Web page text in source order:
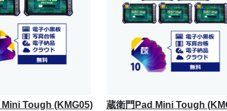
Tough (KMG05)
蔵衛門Pad Mini Tough